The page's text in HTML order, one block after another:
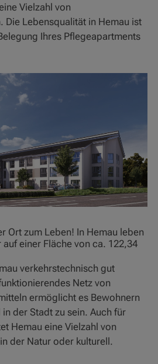
Vielzahl von
Die Lebensqualität in Hemau ist
Ihres Pflegeapartments
Ort zum Leben! In Hemau leben
einer Fläche von ca. 122,34
verkehrstechnisch gut
Netz von
ermöglicht es Bewohnern
der Stadt zu sein. Auch für
Hemau eine Vielzahl von
der Natur oder kulturell.